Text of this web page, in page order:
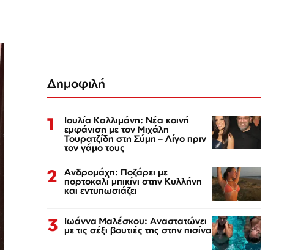
Δημοφιλή
1 Ιουλία Καλλιμάνη: Νέα κοινή
εμφάνιση με τον Μιχάλη
Τουρατζίδη στη Σύμη – Λίγο πριν
τον γάμο τους
2 Ανδρομάχη: Ποζάρει με
πορτοκαλί μπικίνι στην Κυλλήνη
και εντυπωσιάζει
3 Ιωάννα Μαλέσκου: Αναστατώνει
με τις σέξι βουτιές της στην πισίνα